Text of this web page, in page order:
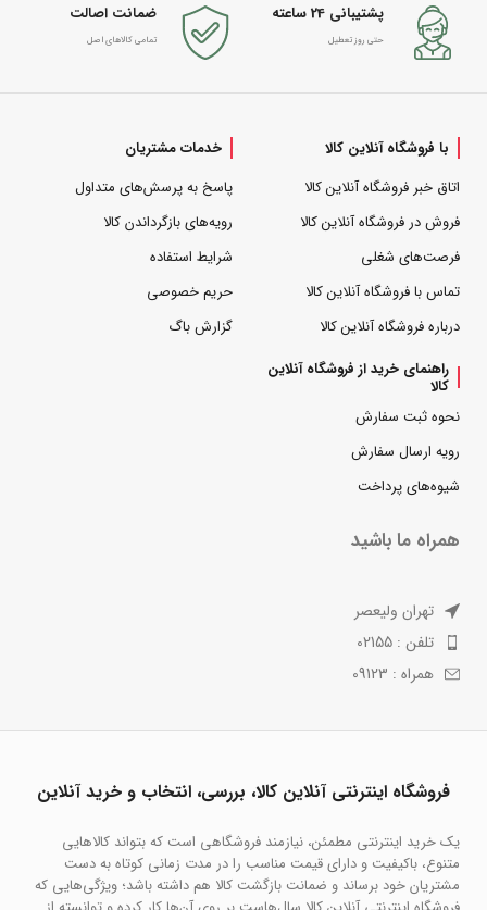
پشتیبانی 24 ساعته
حتی روز تعطیل
ضمانت اصالت
تمامی کالاهای اصل
با فروشگاه آنلاین کالا
اتاق خبر فروشگاه آنلاین کالا
فروش در فروشگاه آنلاین کالا
فرصت‌های شغلی
تماس با فروشگاه آنلاین کالا
درباره فروشگاه آنلاین کالا
خدمات مشتریان
پاسخ به پرسش‌های متداول
رویه‌های بازگرداندن کالا
شرایط استفاده
حریم خصوصی
گزارش باگ
راهنمای خرید از فروشگاه آنلاین
کالا
نحوه ثبت سفارش
رویه ارسال سفارش
شیوه‌های پرداخت
همراه ما باشید
تهران ولیعصر
تلفن : 02155
همراه : 09123
فروشگاه اینترنتی آنلاین کالا، بررسی، انتخاب و خرید آنلاین
یک خرید اینترنتی مطمئن، نیازمند فروشگاهی است که بتواند کالاهایی
متنوع، باکیفیت و دارای قیمت مناسب را در مدت زمانی کوتاه به دست
مشتریان خود برساند و ضمانت بازگشت کالا هم داشته باشد؛ ویژگی‌هایی که